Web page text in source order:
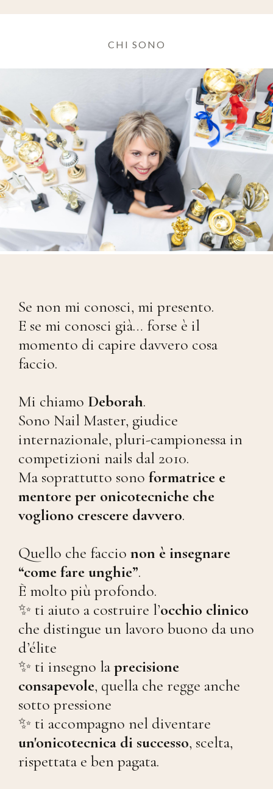
CHI SONO
Se non mi conosci, mi presento.
E se mi conosci già… forse è il
momento di capire davvero cosa
faccio.
Mi chiamo Deborah.
Sono Nail Master, giudice
internazionale, pluri-campionessa in
competizioni nails dal 2010.
Ma soprattutto sono formatrice e
mentore per onicotecniche che
vogliono crescere davvero.
Quello che faccio non è insegnare
“come fare unghie”.
È molto più profondo.
✨ ti aiuto a costruire l’occhio clinico
che distingue un lavoro buono da uno
d’élite
✨ ti insegno laprecisione
consapevole, quella che regge anche
sotto pressione
✨ ti accompagno nel diventare
un'onicotecnica di successo, scelta,
rispettata e ben pagata.